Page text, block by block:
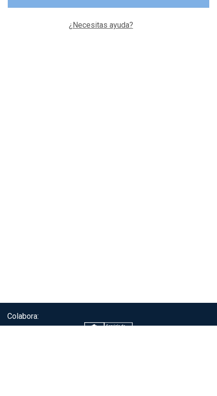
¿Necesitas ayuda?
Colabora: